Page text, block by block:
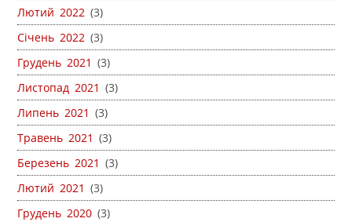
Лютий 2022 (3)
Січень 2022 (3)
Грудень 2021 (3)
Листопад 2021 (3)
Липень 2021 (3)
Травень 2021 (3)
Березень 2021 (3)
Лютий 2021 (3)
Грудень 2020 (3)